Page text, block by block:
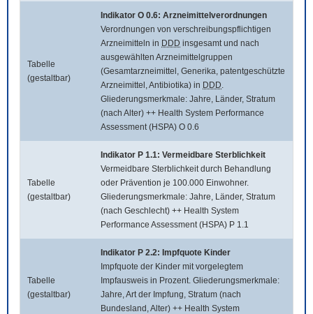
Tabelle
(gestaltbar)
Indikator O 0.6: Arzneimittelverordnungen
Verordnungen von verschreibungspflichtigen
Arzneimitteln in DDD insgesamt und nach
ausgewählten Arzneimittelgruppen
(Gesamtarzneimittel, Generika, patentgeschützte
Arzneimittel, Antibiotika) in DDD.
Gliederungsmerkmale: Jahre, Länder, Stratum
(nach Alter) ++ Health System Performance
Assessment (HSPA) O 0.6
Tabelle
(gestaltbar)
Indikator P 1.1: Vermeidbare Sterblichkeit
Vermeidbare Sterblichkeit durch Behandlung
oder Prävention je 100.000 Einwohner.
Gliederungsmerkmale: Jahre, Länder, Stratum
(nach Geschlecht) ++ Health System
Performance Assessment (HSPA) P 1.1
Tabelle
(gestaltbar)
Indikator P 2.2: Impfquote Kinder
Impfquote der Kinder mit vorgelegtem
Impfausweis in Prozent. Gliederungsmerkmale:
Jahre, Art der Impfung, Stratum (nach
Bundesland, Alter) ++ Health System